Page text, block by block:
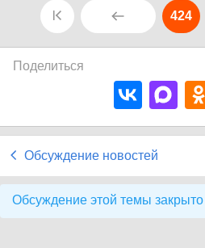
424
Поделиться
Обсуждение новостей
Обсуждение этой темы